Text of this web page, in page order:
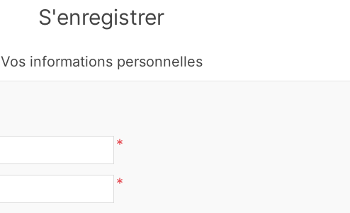
S'enregistrer
Vos informations personnelles
*
*